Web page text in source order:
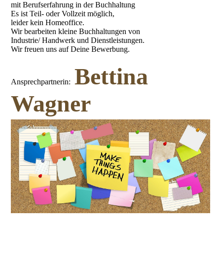
mit Berufserfahrung in der Buchhaltung
Es ist Teil- oder Vollzeit möglich,
leider kein Homeoffice.
Wir bearbeiten kleine Buchhaltungen von
Industrie/ Handwerk und Dienstleistungen.
Wir freuen uns auf Deine Bewerbung.
Ansprechpartnerin: Bettina
Wagner